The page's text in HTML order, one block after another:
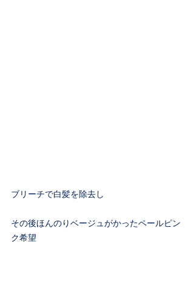
ブリーチで白髪を除去し
その後ほんのりベージュがかったペールピン
ク希望